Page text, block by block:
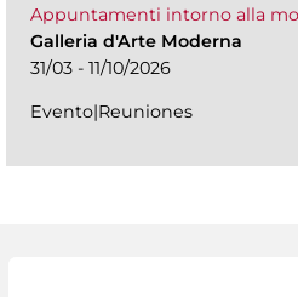
Appuntamenti intorno alla
Galleria d'Arte Moderna
31/03 - 11/10/2026
Evento|Reuniones